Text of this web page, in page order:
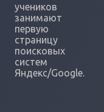
учеников
занимают
первую
страницу
поисковых
систем
Яндекс/Google.